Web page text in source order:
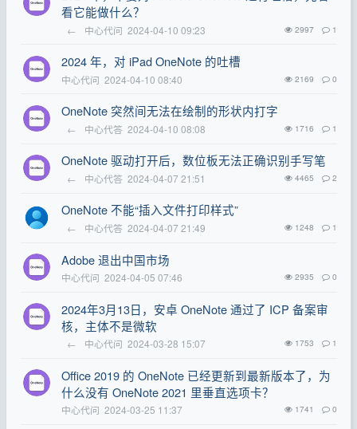
看它能做什么？
← 中心代问 2024-04-10 09:23 2997 1
2024 年，对 iPad OneNote 的吐槽
中心代问 2024-04-10 08:40 2169 0
OneNote 突然间无法在绘制的形状内打字
← 中心代答 2024-04-10 08:08 1716 1
OneNote 驱动打开后，数位板无法正确识别手写笔
← 中心代答 2024-04-07 21:51 4465 2
OneNote 不能“插入文件打印样式”
← 中心代答 2024-04-07 21:49 1248 1
Adobe 退出中国市场
中心代问 2024-04-05 07:46 2935 0
2024年3月13日，安卓 OneNote 通过了 ICP 备案审
核，主体不是微软
← 中心代问 2024-03-28 15:07 1753 1
Office 2019 的 OneNote 已经更新到最新版本了，为
什么没有 OneNote 2021 里垂直选项卡？
中心代问 2024-03-25 11:37 1741 0